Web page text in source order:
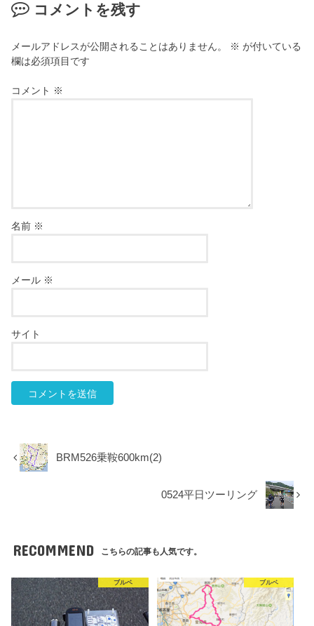
コメントを残す
メールアドレスが公開されることはありません。 ※ が付いている
欄は必須項目です
コメント ※
名前 ※
メール ※
サイト
BRM526乗鞍600km(2)
0524平日ツーリング
RECOMMEND こちらの記事も人気です。
ブルベ ブルベ